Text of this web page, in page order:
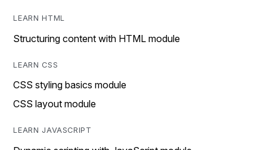
LEARN HTML
Structuring content with HTML module
LEARN CSS
CSS styling basics module
CSS layout module
LEARN JAVASCRIPT